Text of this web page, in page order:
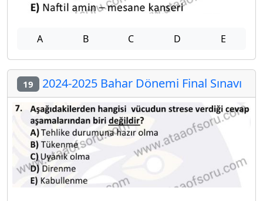
A B C D E
19 2024-2025 Bahar Dönemi Final Sınavı